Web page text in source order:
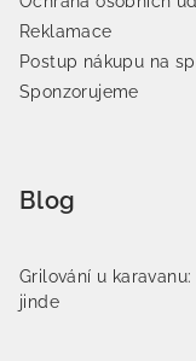
Reklamace
Postup nákupu na
Sponzorujeme
Blog
Grilování u
jinde